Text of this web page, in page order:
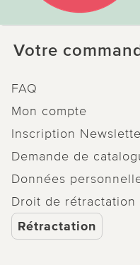
Votre
FAQ
Mon compte
Inscription
Demande de
Données
Droit de rétractation
Rétractation